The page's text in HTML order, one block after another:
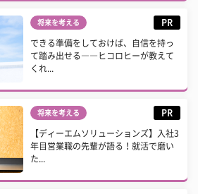
将来を考える PR
できる準備をしておけば、自信を持っ
て踏み出せる――ヒコロヒーが教えて
くれ...
将来を考える PR
【ディーエムソリューションズ】入社3
年目営業職の先輩が語る！就活で磨い
た...